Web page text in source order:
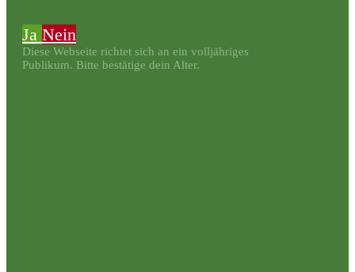
Ja Nein
Diese Webseite richtet sich an ein volljähriges
Publikum. Bitte bestätige dein Alter.